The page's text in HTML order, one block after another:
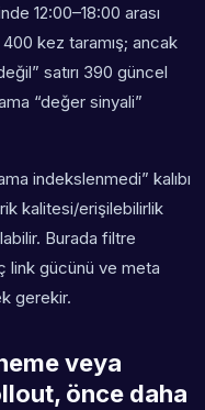
12:00–18:00 arası
400 kez taramış; ancak
satırı 390 güncel
“değer sinyali”
indekslenmedi” kalıbı
kalitesi/erişilebilirlik
Burada filtre
link gücünü ve meta
gerekir.
veya
önce daha